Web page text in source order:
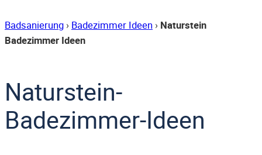
Badsanierung › Badezimmer Ideen › Naturstein
Badezimmer Ideen
Naturstein-
Badezimmer-Ideen